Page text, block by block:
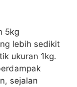
5kg
lebih sedikit
ukuran 1kg.
sejalan